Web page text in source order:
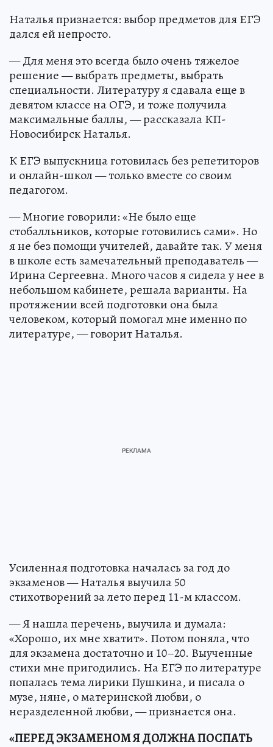
Наталья признается: выбор предметов для ЕГЭ
дался ей непросто.
— Для меня это всегда было очень тяжелое
решение — выбрать предметы, выбрать
специальности. Литературу я сдавала еще в
девятом классе на ОГЭ, и тоже получила
максимальные баллы, — рассказала КП-
Новосибирск Наталья.
К ЕГЭ выпускница готовилась без репетиторов
и онлайн-школ — только вместе со своим
педагогом.
— Многие говорили: «Не было еще
стобалльников, которые готовились сами». Но
я не без помощи учителей, давайте так. У меня
в школе есть замечательный преподаватель —
Ирина Сергеевна. Много часов я сидела у нее в
небольшом кабинете, решала варианты. На
протяжении всей подготовки она была
человеком, который помогал мне именно по
литературе, — говорит Наталья.
Усиленная подготовка началась за год до
экзаменов — Наталья выучила 50
стихотворений за лето перед 11-м классом.
— Я нашла перечень, выучила и думала:
«Хорошо, их мне хватит». Потом поняла, что
для экзамена достаточно и 10–20. Выученные
стихи мне пригодились. На ЕГЭ по литературе
попалась тема лирики Пушкина, и писала о
музе, няне, о материнской любви, о
неразделенной любви, — признается она.
«ПЕРЕД ЭКЗАМЕНОМ Я ДОЛЖНА ПОСПАТЬ